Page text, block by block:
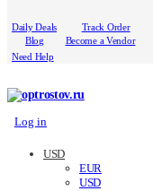
Daily Deals
Track Order
Blog
Become a Vendor
Need Help
Log in
USD
EUR
USD